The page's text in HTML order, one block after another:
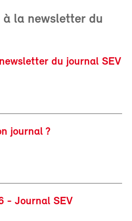
la newsletter du
du journal SEV
journal ?
- Journal SEV